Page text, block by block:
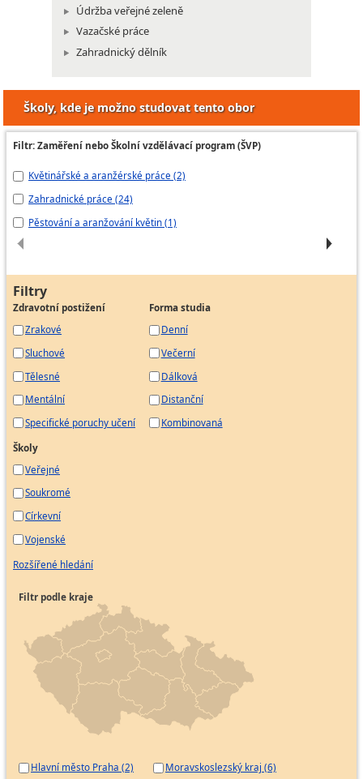
Údržba veřejné zeleně
Vazačské práce
Zahradnický dělník
Školy, kde je možno studovat tento obor
Filtr: Zaměření nebo Školní vzdělávací program (ŠVP)
Květinářské a aranžérské práce (2)
Zahradnické práce (24)
Pěstování a aranžování květin (1)
Filtry
Zdravotní postižení
Zrakové
Sluchové
Tělesné
Mentální
Specifické poruchy učení
Forma studia
Denní
Večerní
Dálková
Distanční
Kombinovaná
Školy
Veřejné
Soukromé
Církevní
Vojenské
Rozšířené hledání
Filtr podle kraje
Hlavní město Praha (2) Moravskoslezský kraj (6)